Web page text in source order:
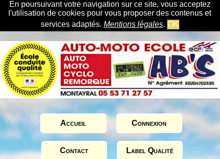
En poursuivant votre navigation sur ce site, vous acceptez
l'utilisation de cookies pour vous proposer des contenus et
services adaptés. Mentions légales. OK
Accueil Connexion
Contact Label Qualité